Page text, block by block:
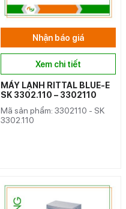
Nhận báo giá
Xem chi tiết
MÁY LẠNH RITTAL BLUE-E
SK 3302.110 – 3302110
Mã sản phẩm: 3302110 - SK
3302.110